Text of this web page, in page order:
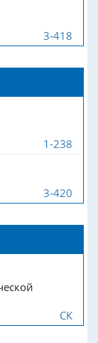
3-418
1-238
3-420
СК